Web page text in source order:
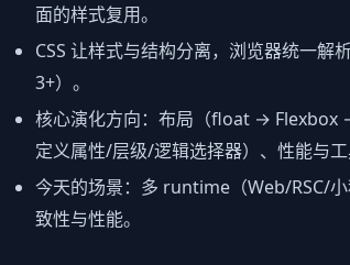
面的样式复用。
CSS 让样式与结构分离，浏览器统一解
3+）。
核心演化方向：布局（float → Flexbox
定义属性/层级/逻辑选择器）、性能与工
今天的场景：多 runtime（Web/RSC/
致性与性能。